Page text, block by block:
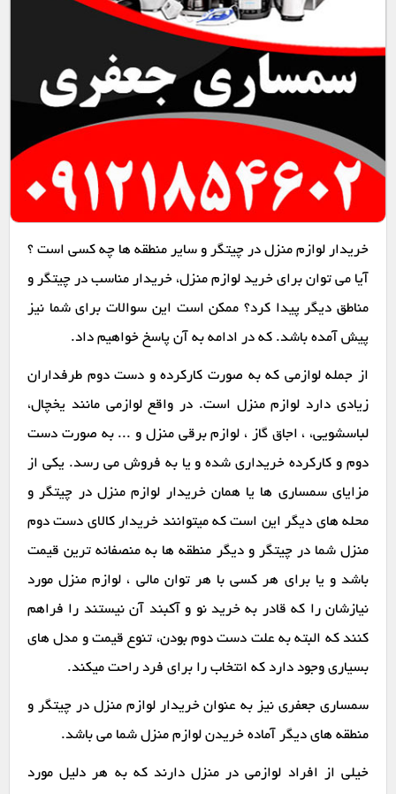
خریدار لوازم منزل در چیتگر و سایر منطقه ها چه کسی است ؟
آیا می توان برای خرید لوازم منزل، خریدار مناسب در چیتگر و
مناطق دیگر پیدا کرد؟ ممکن است این سوالات برای شما نیز
پیش آمده باشد. که در ادامه به آن پاسخ خواهیم داد.
از جمله لوازمی که به صورت کارکرده و دست دوم طرفداران
زیادی دارد لوازم منزل است. در واقع لوازمی مانند یخچال،
لباسشویی، ، اجاق گاز ، لوازم برقی منزل و ... به صورت دست
دوم و کارکرده خریداری شده و یا به فروش می رسد. یکی از
مزایای سمساری ها یا همان خریدار لوازم منزل در چیتگر و
محله های دیگر این است که میتوانند خریدار کالای دست دوم
منزل شما در چیتگر و دیگر منطقه ها به منصفانه ترین قیمت
باشد و یا برای هر کسی با هر توان مالی ، لوازم منزل مورد
نیازشان را که قادر به خرید نو و آکبند آن نیستند را فراهم
کنند که البته به علت دست دوم بودن، تنوع قیمت و مدل های
بسیاری وجود دارد که انتخاب را برای فرد راحت میکند.
سمساری جعفری نیز به عنوان خریدار لوازم منزل در چیتگر و
منطقه های دیگر آماده خریدن لوازم منزل شما می باشد.
خیلی از افراد لوازمی در منزل دارند که به هر دلیل مورد